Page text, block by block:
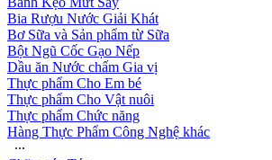
Bia Rượu Nước Giải Khát
Bơ Sữa và Sản phẩm từ Sữa
Bột Ngũ Cốc Gạo Nếp
Dầu ăn Nước chấm Gia vị
Thực phẩm Cho Em bé
Thực phẩm Cho Vật nuôi
Thực phẩm Chức năng
Hàng Thực Phẩm Công Nghệ khác
∙∙∙